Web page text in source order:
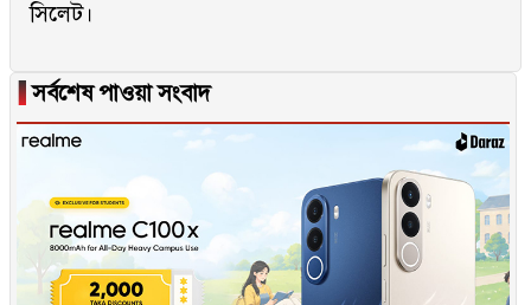
সিলেট।
▐সর্বশেষ পাওয়া সংবাদ